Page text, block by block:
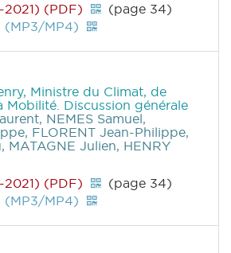
2021) (PDF)
(page 34)
(MP3/MP4)
Ministre du Climat, de
Mobilité. Discussion générale
NEMES Samuel,
FLORENT Jean-Philippe,
MATAGNE Julien, HENRY
2021) (PDF)
(page 34)
(MP3/MP4)